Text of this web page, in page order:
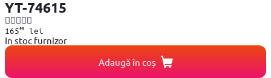
YT-74615
16599lei
In stoc furnizor
Adaugă în coș